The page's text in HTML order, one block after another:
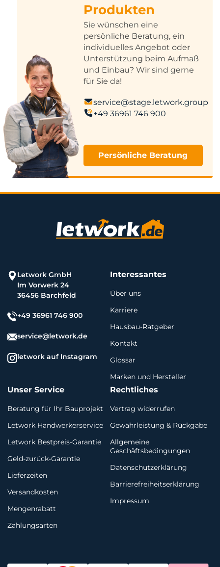
Produkten
Sie wünschen eine
persönliche Beratung, ein
individuelles Angebot oder
Unterstützung beim Aufmaß
und Einbau? Wir sind gerne
für Sie da!
service@stage.letwork.group
+49 36961 746 900
Persönliche Beratung
Letwork GmbH
Im Vorwerk 24
36456 Barchfeld
+49 36961 746 900
service@letwork.de
letwork auf Instagram
Interessantes
Über uns
Karriere
Hausbau-Ratgeber
Kontakt
Glossar
Marken und Hersteller
Unser Service
Beratung für Ihr Bauprojekt
Letwork Handwerkerservice
Letwork Bestpreis-Garantie
Geld-zurück-Garantie
Lieferzeiten
Versandkosten
Mengenrabatt
Zahlungsarten
Rechtliches
Vertrag widerrufen
Gewährleistung & Rückgabe
Allgemeine
Geschäftsbedingungen
Datenschutzerklärung
Barrierefreiheitserklärung
Impressum